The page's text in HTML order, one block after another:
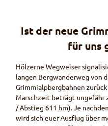
Ist der neue
für uns
Hölzerne Wegweiser
langen Bergwanderweg von
Grimmialpbergbahnen
Marschzeit beträgt ungefähr
/ Abstieg 611 hm). Je
wird sich euer Ausflug über